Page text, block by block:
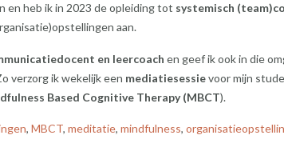
en heb ik in 2023 de opleiding tot systemisch
aan.
en leercoach en geef ik ook in die
verzorg ik wekelijk een mediatiesessievoor mijn
Based Cognitive Therapy (MBCT).
, MBCT, meditatie, mindfulness,